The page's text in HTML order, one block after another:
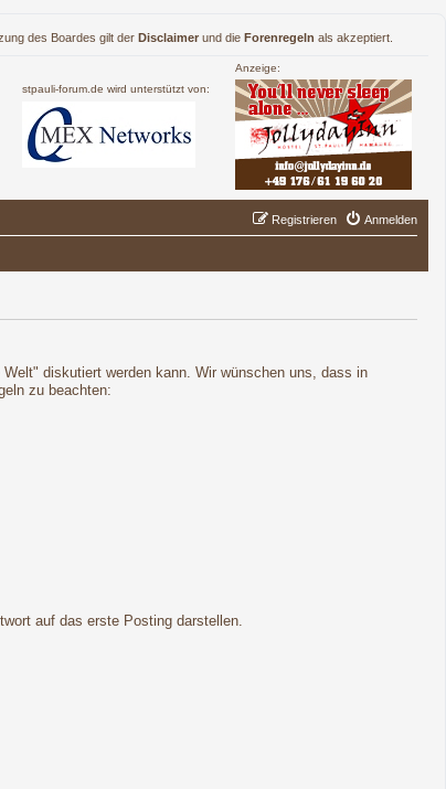
des Boardes gilt der Disclaimer und die Forenregeln als akzeptiert.
stpauli-forum.de wird unterstützt von:
Anzeige:
Anmelden
Registrieren
diskutiert werden kann. Wir wünschen uns, dass in
zu beachten:
auf das erste Posting darstellen.